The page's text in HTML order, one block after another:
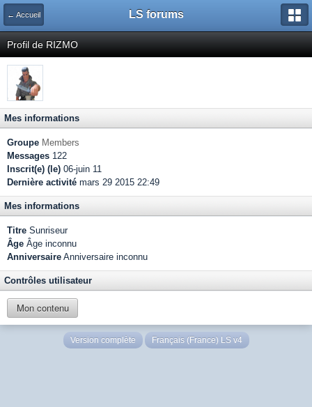
← Accueil LS forums
Profil de RIZMO
Mes informations
Groupe Members
Messages 122
Inscrit(e) (le) 06-juin 11
Dernière activité mars 29 2015 22:49
Mes informations
Titre Sunriseur
Âge Âge inconnu
Anniversaire Anniversaire inconnu
Contrôles utilisateur
Mon contenu
Version complète Français (France) LS v4